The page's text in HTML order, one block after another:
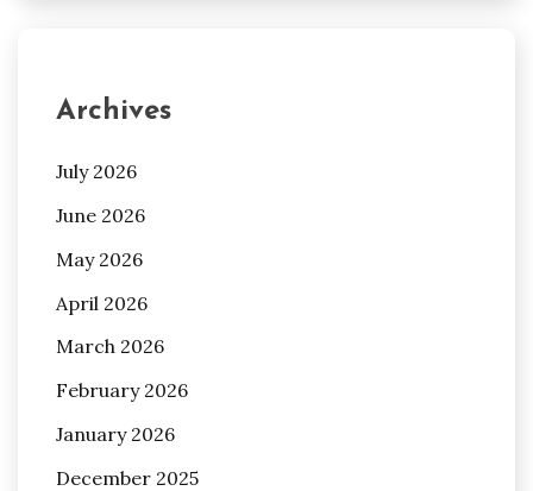
Archives
July 2026
June 2026
May 2026
April 2026
March 2026
February 2026
January 2026
December 2025